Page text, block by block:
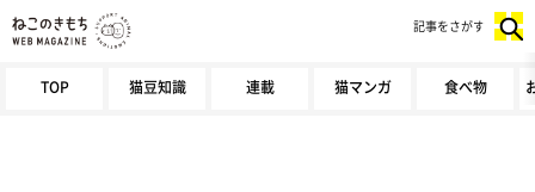
TOP 猫豆知識 連載 猫マンガ 食べ物
記事をさがす